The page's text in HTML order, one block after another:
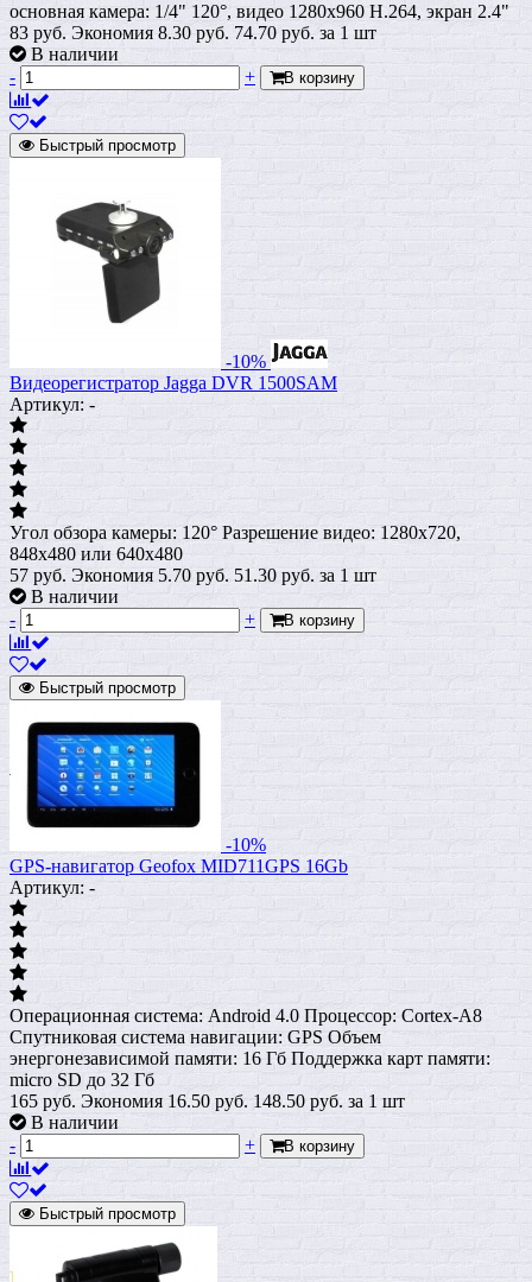
основная камера: 1/4" 120°, видео 1280x960 H.264, экран 2.4"
83 руб. Экономия 8.30 руб. 74.70 руб. за 1 шт
В наличии
-
+ В корзину
Быстрый просмотр
-10%
Видеорегистратор Jagga DVR 1500SAM
Артикул: -
Угол обзора камеры: 120° Разрешение видео: 1280x720,
848х480 или 640х480
57 руб. Экономия 5.70 руб. 51.30 руб. за 1 шт
В наличии
-
+ В корзину
Быстрый просмотр
-10%
GPS-навигатор Geofox MID711GPS 16Gb
Артикул: -
Операционная система: Android 4.0 Процессор: Cortex-A8
Спутниковая система навигации: GPS Объем
энергонезависимой памяти: 16 Гб Поддержка карт памяти:
micro SD до 32 Гб
165 руб. Экономия 16.50 руб. 148.50 руб. за 1 шт
В наличии
-
+ В корзину
Быстрый просмотр